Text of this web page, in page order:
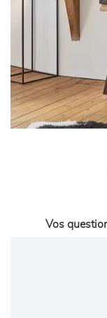
Vos